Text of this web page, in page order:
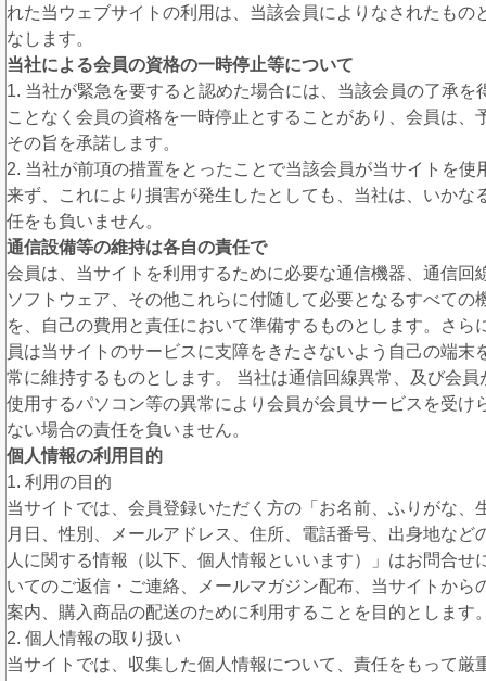
れた当ウェブサイトの利用は、当該会員によりなされたもの
なします。
当社による会員の資格の一時停止等について
1. 当社が緊急を要すると認めた場合には、当該会員の了承を
ことなく会員の資格を一時停止とすることがあり、会員は、
その旨を承諾します。
2. 当社が前項の措置をとったことで当該会員が当サイトを使
来ず、これにより損害が発生したとしても、当社は、いかな
任をも負いません。
通信設備等の維持は各自の責任で
会員は、当サイトを利用するために必要な通信機器、通信回
ソフトウェア、その他これらに付随して必要となるすべての
を、自己の費用と責任において準備するものとします。さら
員は当サイトのサービスに支障をきたさないよう自己の端末
常に維持するものとします。 当社は通信回線異常、及び会員
使用するパソコン等の異常により会員が会員サービスを受け
ない場合の責任を負いません。
個人情報の利用目的
1. 利用の目的
当サイトでは、会員登録いただく方の「お名前、ふりがな、
月日、性別、メールアドレス、住所、電話番号、出身地など
人に関する情報（以下、個人情報といいます）」はお問合せ
いてのご返信・ご連絡、メールマガジン配布、当サイトから
案内、購入商品の配送のために利用することを目的とします
2. 個人情報の取り扱い
当サイトでは、収集した個人情報について、責任をもって厳